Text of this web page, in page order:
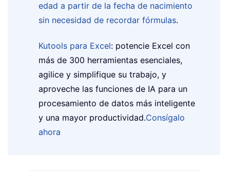
edad a partir de la fecha de nacimiento
sin necesidad de recordar fórmulas.
Kutools para Excel: potencie Excel con
más de 300 herramientas esenciales,
agilice y simplifique su trabajo, y
aproveche las funciones de IA para un
procesamiento de datos más inteligente
y una mayor productividad.Consígalo
ahora